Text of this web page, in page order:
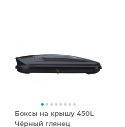
Боксы на крышу 450L
Чёрный глянец